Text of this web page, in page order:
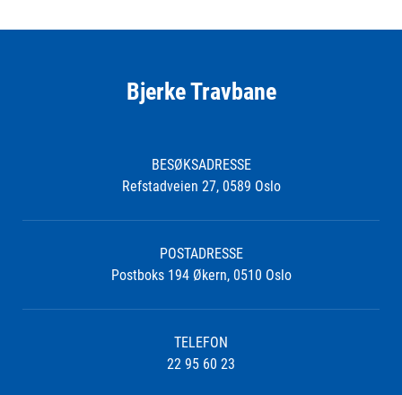
Bjerke Travbane
BESØKSADRESSE
Refstadveien 27, 0589 Oslo
POSTADRESSE
Postboks 194 Økern, 0510 Oslo
TELEFON
22 95 60 23